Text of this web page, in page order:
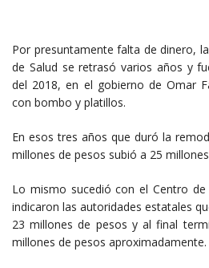
Por presuntamente falta de dinero,
de Salud se retrasó varios años y
del 2018, en el gobierno de Omar
con bombo y platillos.
En esos tres años que duró la
millones de pesos subió a 25
Lo mismo sucedió con el Centro de
indicaron las autoridades estatales
23 millones de pesos y al final
millones de pesos aproximadamente.